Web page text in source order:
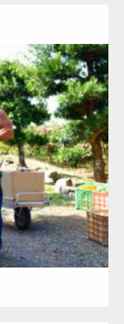
デカいよ)
唐津 (佐賀)